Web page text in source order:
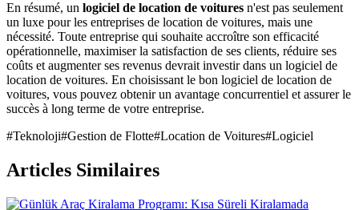
En résumé, un logiciel de location de voitures n'est pas seulement
un luxe pour les entreprises de location de voitures, mais une
nécessité. Toute entreprise qui souhaite accroître son efficacité
opérationnelle, maximiser la satisfaction de ses clients, réduire ses
coûts et augmenter ses revenus devrait investir dans un logiciel de
location de voitures. En choisissant le bon logiciel de location de
voitures, vous pouvez obtenir un avantage concurrentiel et assurer le
succès à long terme de votre entreprise.
#Teknoloji#Gestion de Flotte#Location de Voitures#Logiciel
Articles Similaires